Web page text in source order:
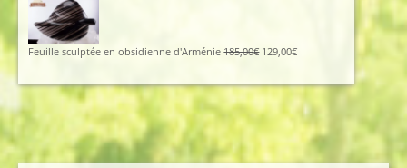
40,00€.
Feuille sculptée en obsidienne d'Arménie 185,00€ Le
initial
était :
185,00€.
129,00€Le
actuel
est :
129,00€.